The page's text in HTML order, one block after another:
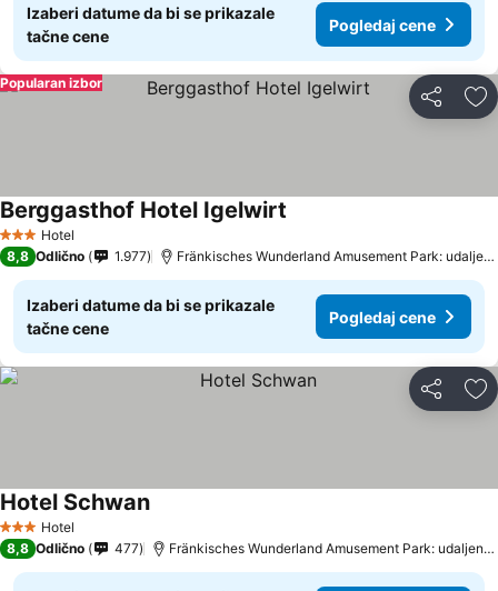
Izaberi datume da bi se prikazale
tačne cene
Pogledaj cene
Deli
Popularan izbor
3 Zvezdice
Hotel
Berggasthof Hotel Igelwirt
8,8 Odlično 1.977 Fränkisches Wunderland Amusement Park: udaljenost 10.0 km
Izaberi datume da bi se prikazale
tačne cene
Pogledaj cene
Deli
3 Zvezdice
Hotel
Hotel Schwan
8,8 Odlično 477 Fränkisches Wunderland Amusement Park: udaljenost 13.7 km